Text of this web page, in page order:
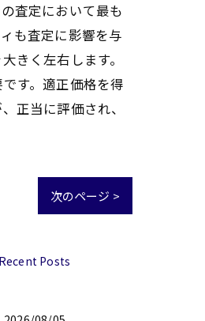
査定において最も
も査定に影響を与
きく左右します。
す。適正価格を得
正当に評価され、
次のページ >
Recent Posts